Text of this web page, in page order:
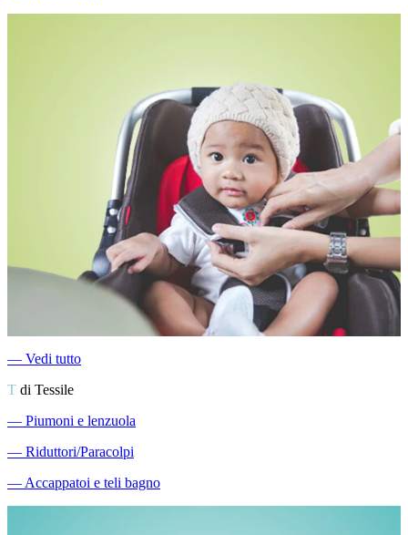
― Vedi tutto
T di Tessile
― Piumoni e lenzuola
― Riduttori/Paracolpi
―Accappatoi e teli bagno